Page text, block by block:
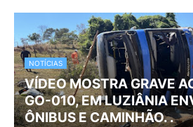
NOTÍCIAS
VÍDEO MOSTRA GRAVE
GO-010, EM LUZIÂNIA
ÔNIBUS E CAMINHÃO. .